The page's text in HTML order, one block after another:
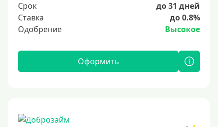
Срок
до 31 дней
Ставка
до 0.8%
Одобрение
Высокое
Оформить